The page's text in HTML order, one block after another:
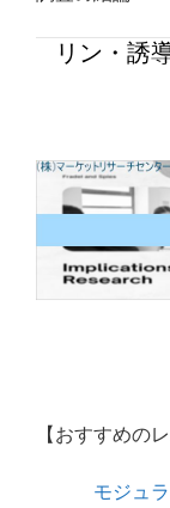
リン・誘
【おすすめの
モジュ